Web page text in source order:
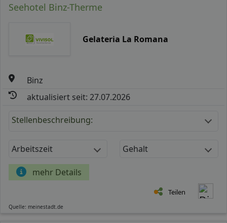
Seehotel Binz-Therme
Gelateria La Romana
Binz
aktualisiert seit: 27.07.2026
Stellenbeschreibung:
Arbeitszeit Gehalt
mehr Details
Teilen
Quelle: meinestadt.de